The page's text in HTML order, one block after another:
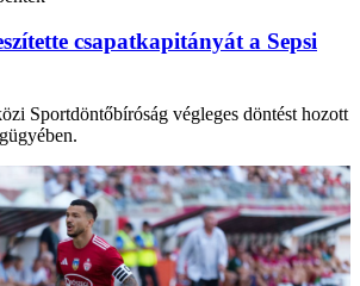
csapatkapitányát a Sepsi
Sportdöntőbíróság végleges döntést hozott